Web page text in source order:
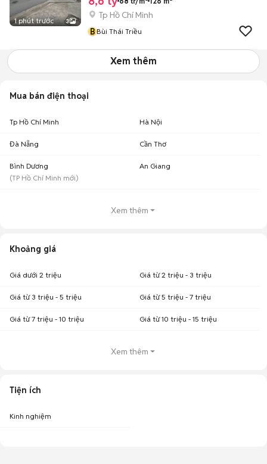
1 phút trước 3
Tp Hồ Chí Minh
BBùi Thái Triều
Xem thêm
Mua bán điện thoại
Tp Hồ Chí Minh Hà Nội
Đà Nẵng Cần Thơ
Bình Dương
(TP Hồ Chí Minh mới)
An Giang
Xem thêm
Khoảng giá
Giá dưới 2 triệu Giá từ 2 triệu - 3 triệu
Giá từ 3 triệu - 5 triệu Giá từ 5 triệu - 7 triệu
Giá từ 7 triệu - 10 triệu Giá từ 10 triệu - 15 triệu
Xem thêm
Tiện ích
Kinh nghiệm